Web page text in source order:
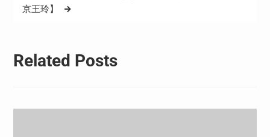
航京王玲】
Related Posts